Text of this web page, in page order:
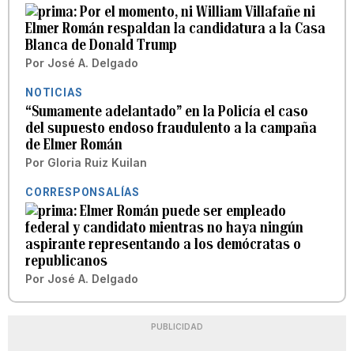
Por el momento, ni William Villafañe ni
Elmer Román respaldan la candidatura a la Casa
Blanca de Donald Trump
Por José A. Delgado
NOTICIAS
“Sumamente adelantado” en la Policía el caso
del supuesto endoso fraudulento a la campaña
de Elmer Román
Por Gloria Ruiz Kuilan
CORRESPONSALÍAS
Elmer Román puede ser empleado
federal y candidato mientras no haya ningún
aspirante representando a los demócratas o
republicanos
Por José A. Delgado
PUBLICIDAD